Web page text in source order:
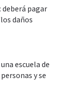
pagar
daños
escuela de
y se